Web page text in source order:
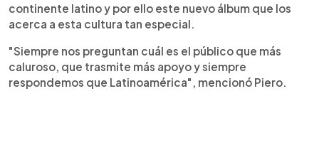
continente latino y por ello este nuevo álbum que los
acerca a esta cultura tan especial.
"Siempre nos preguntan cuál es el público que más
caluroso, que trasmite más apoyo y siempre
respondemos que Latinoamérica", mencionó Piero.